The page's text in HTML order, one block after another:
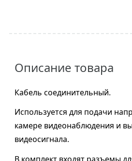
Описание товара
Кабель соединительный.
Используется для подачи
камере видеонаблюдения и
видеосигнала.